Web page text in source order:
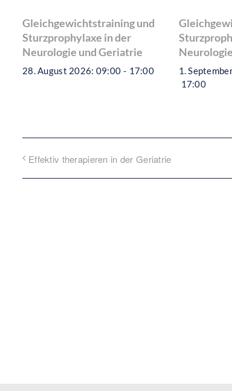
Gleichgewichtstraining und
Sturzprophylaxe in der
Neurologie und Geriatrie
28. August 2026: 09:00 - 17:00 1.
17:00
Effektiv therapieren in der Geriatrie